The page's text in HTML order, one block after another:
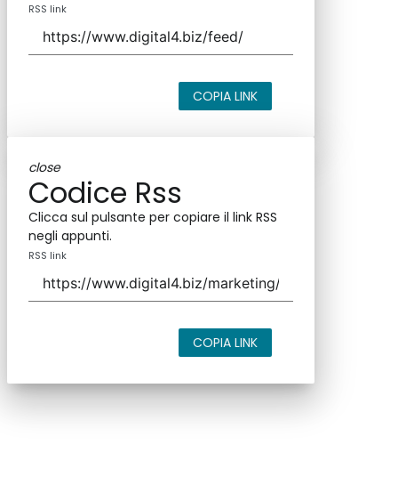
RSS link
COPIA LINK
close
Codice Rss
Clicca sul pulsante per copiare il link RSS
negli appunti.
RSS link
COPIA LINK